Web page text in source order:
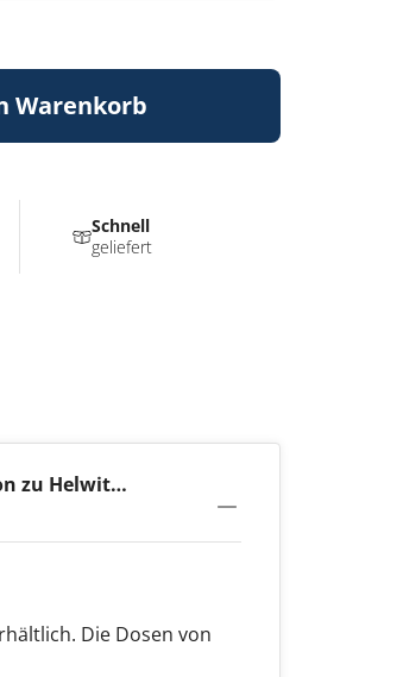
Warenkorb
zu Helwit
Die Dosen von
Schnell
geliefert